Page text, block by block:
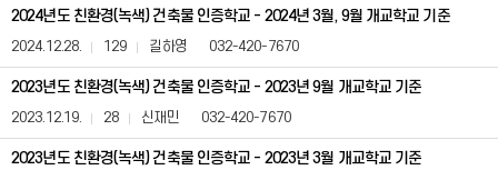
색)
축
인
증
학
교
2024년도 친환경(녹색) 건축물 인증학교 - 2024년 3월, 9월 개교학교 기준
2024.12.28. 129 길하영 032-420-7670
2023년도 친환경(녹색) 건축물 인증학교 - 2023년 9월 개교학교 기준
2023.12.19. 28 신재민 032-420-7670
2023년도 친환경(녹색) 건축물 인증학교 - 2023년 3월 개교학교 기준